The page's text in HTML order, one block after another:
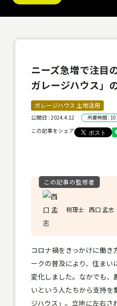
ニーズ急増で注目
ガレージハウス」
ガレージハウス 土地活用
公開日 : 2024.4.12 所要時間 : 10
この記事をシェア
この記事の監修者
税理士 西口 孟志
コロナ禍をきっかけに働き
ークの普及により、住まい
変化しました。なかでも、
いという人たちから支持を
ジハウス」。立地に左右さ